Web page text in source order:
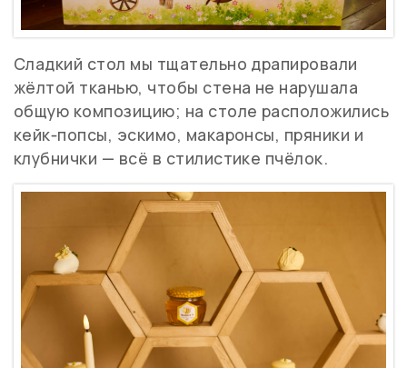
Сладкий стол мы тщательно драпировали
жёлтой тканью, чтобы стена не нарушала
общую композицию; на столе расположились
кейк‑попсы, эскимо, макаронсы, пряники и
клубнички — всё в стилистике пчёлок.